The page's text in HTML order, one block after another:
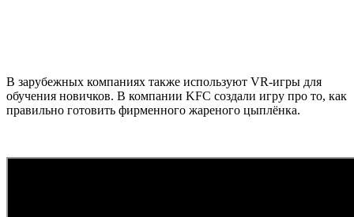
В зарубежных компаниях также используют VR-игры для
обучения новичков. В компании KFC создали игру про то, как
правильно готовить фирменного жареного цыплёнка.